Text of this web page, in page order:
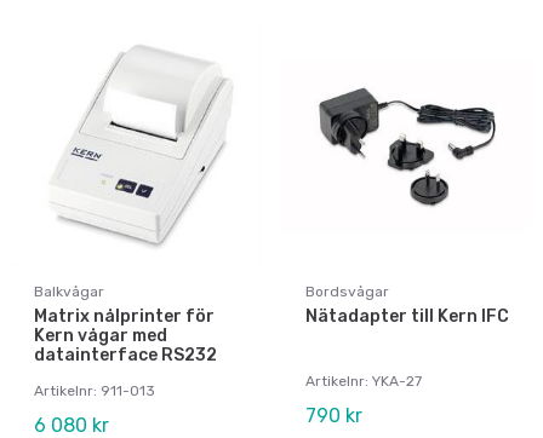
Balkvågar
Matrix nålprinter för
Kern vågar med
datainterface RS232
Artikelnr: 911-013
6 080 kr
Bordsvågar
Nätadapter till Kern IFC
Artikelnr: YKA-27
790 kr